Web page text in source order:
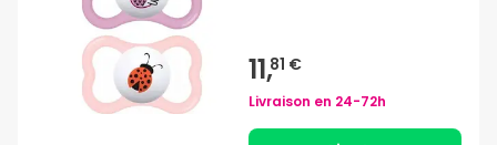
11,81 €
Livraison en 24-72h